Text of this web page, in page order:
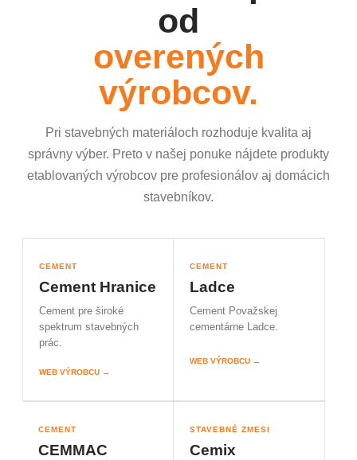
od
overených
výrobcov.
Pri stavebných materiáloch rozhoduje kvalita aj
správny výber. Preto v našej ponuke nájdete produkty
etablovaných výrobcov pre profesionálov aj domácich
stavebníkov.
CEMENT
Cement Hranice
Cement pre široké
spektrum stavebných
prác.
WEB VÝROBCU →
CEMENT
Ladce
Cement Považskej
cementárne Ladce.
WEB VÝROBCU →
CEMENT
CEMMAC
STAVEBNÉ ZMESI
Cemix